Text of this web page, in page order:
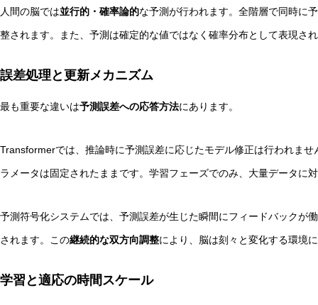
人間の脳では並行的・確率論的な予測が行われます。全階層で同時に
整されます。また、予測は確定的な値ではなく確率分布として表現さ
誤差処理と更新メカニズム
最も重要な違いは予測誤差への応答方法にあります。
Transformerでは、推論時に予測誤差に応じたモデル修正は行われま
ラメータは固定されたままです。学習フェーズでのみ、大量データに
予測符号化システムでは、予測誤差が生じた瞬間にフィードバックが
されます。この継続的な双方向調整により、脳は刻々と変化する環境
学習と適応の時間スケール